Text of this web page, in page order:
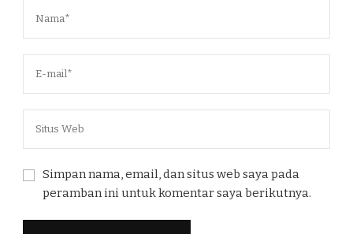
Simpan nama, email, dan situs web saya pada
peramban ini untuk komentar saya berikutnya.